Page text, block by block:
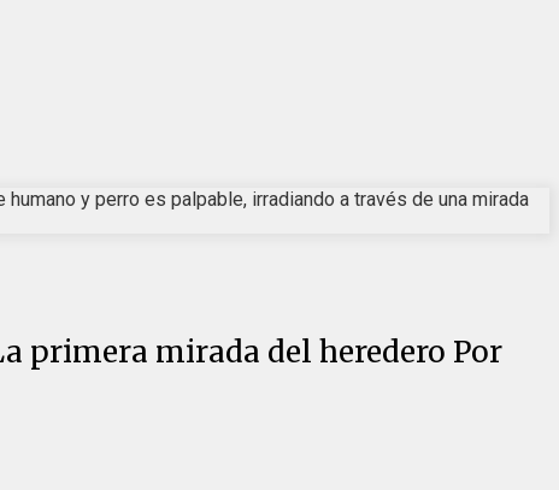
y perro es palpable, irradiando a través de una mirada
primera mirada del heredero Por